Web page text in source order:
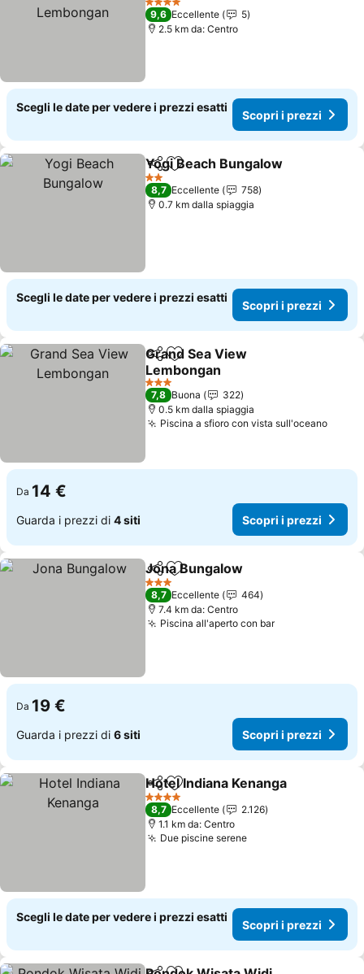
4 Stelle
9,6 Eccellente
5
2.5 km da: Centro
Scegli le date per vedere i prezzi esatti
Scopri i prezzi
CondividiAggiungi ai preferiti
Yogi Beach Bungalow
2 Stelle
8,7 Eccellente
758
0.7 km dalla spiaggia
Scegli le date per vedere i prezzi esatti
Scopri i prezzi
CondividiAggiungi ai preferiti
Grand Sea View
Lembongan
3 Stelle
7,8 Buona
322
0.5 km dalla spiaggia
Piscina a sfioro con vista sull'oceano
Da 14 €
Guarda i prezzi di 4 siti Scopri i prezzi
CondividiAggiungi ai preferiti
Jona Bungalow
3 Stelle
8,7 Eccellente
464
7.4 km da: Centro
Piscina all'aperto con bar
Da 19 €
Guarda i prezzi di 6 siti Scopri i prezzi
CondividiAggiungi ai preferiti
Hotel Indiana Kenanga
4 Stelle
8,7 Eccellente
2.126
1.1 km da: Centro
Due piscine serene
Scegli le date per vedere i prezzi esatti
Scopri i prezzi